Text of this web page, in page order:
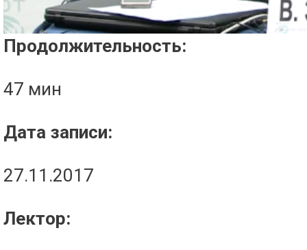
Продолжительность:
47 мин
Дата записи:
27.11.2017
Лектор: